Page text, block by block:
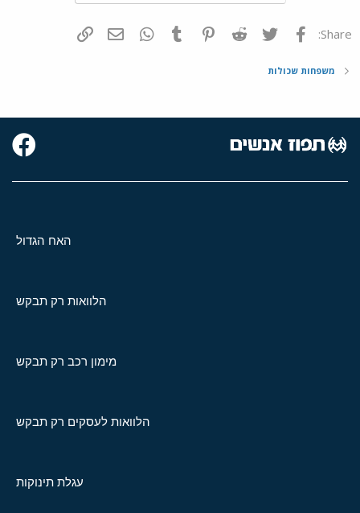
Share: פייסבוק Twitter
Reddit
Pinterest
Tumblr
WhatsAppדואר אלקטרוני
משפחות שכולות
האח הגדול
הלוואות רק תבקש
מימון רכב רק תבקש
הלוואות לעסקים רק תבקש
עגלת תינוקות